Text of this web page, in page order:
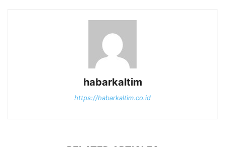
habarkaltim
https://habarkaltim.co.id